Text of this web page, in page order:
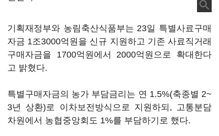
기획재정부와 농림축산식품부는 23일 특별사료구매
자금 1조3000억원을 신규 지원하고 기존 사료직거래
구매자금을 1700억원에서 2000억원으로 확대한다
고 밝혔다.
특별구매자금의 농가 부담금리는 연 1.5%(축종별 2~
3년 상환)로 이차보전방식으로 지원하되, 고통분담
차원에서 농협중앙회도 1%를 부담하기로 했다.